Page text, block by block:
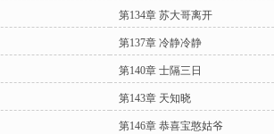
第134章 苏大哥离开
第137章 冷静冷静
第140章 士隔三日
第143章 天知晓
第146章 恭喜宝憨姑爷